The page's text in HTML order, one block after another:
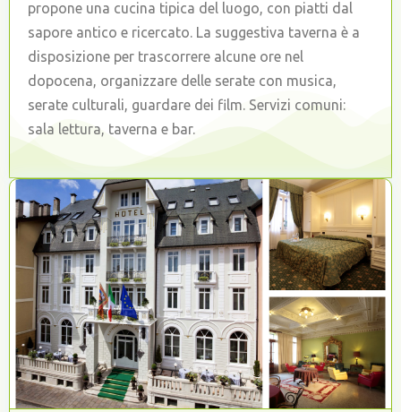
propone una cucina tipica del luogo, con piatti dal
sapore antico e ricercato. La suggestiva taverna è a
disposizione per trascorrere alcune ore nel
dopocena, organizzare delle serate con musica,
serate culturali, guardare dei film. Servizi comuni:
sala lettura, taverna e bar.